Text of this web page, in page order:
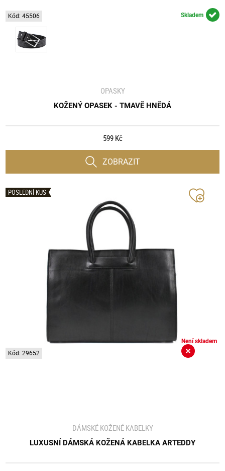
Kód: 45506 Skladem
OPASKY
KOŽENÝ OPASEK - TMAVĚ HNĚDÁ
599 Kč
ZOBRAZIT
POSLEDNÍ KUS
Kód: 29652
Není skladem
DÁMSKÉ KOŽENÉ KABELKY
LUXUSNÍ DÁMSKÁ KOŽENÁ KABELKA ARTEDDY